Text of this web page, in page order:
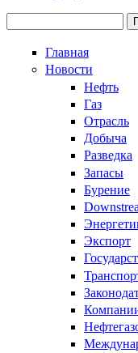
Главная
Новости
Нефть
Газ
Отрасль
Добыча
Разведка
Запасы
Бурение
Экспорт